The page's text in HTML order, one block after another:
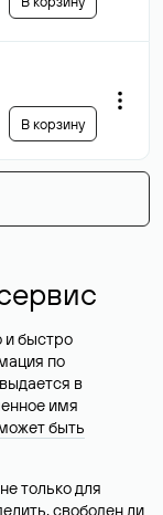
В корзину
и быстро
по
в
имя
быть
только для
свободен ли